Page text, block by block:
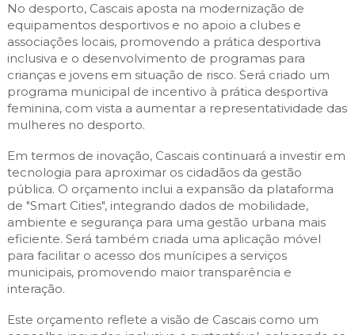
No desporto, Cascais aposta na modernização de
equipamentos desportivos e no apoio a clubes e
associações locais, promovendo a prática desportiva
inclusiva e o desenvolvimento de programas para
crianças e jovens em situação de risco. Será criado um
programa municipal de incentivo à prática desportiva
feminina, com vista a aumentar a representatividade das
mulheres no desporto.
Em termos de inovação, Cascais continuará a investir em
tecnologia para aproximar os cidadãos da gestão
pública. O orçamento inclui a expansão da plataforma
de "Smart Cities", integrando dados de mobilidade,
ambiente e segurança para uma gestão urbana mais
eficiente. Será também criada uma aplicação móvel
para facilitar o acesso dos munícipes a serviços
municipais, promovendo maior transparência e
interação.
Este orçamento reflete a visão de Cascais como um